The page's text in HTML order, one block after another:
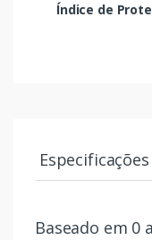
Índice de
Especificações
Baseado em 0